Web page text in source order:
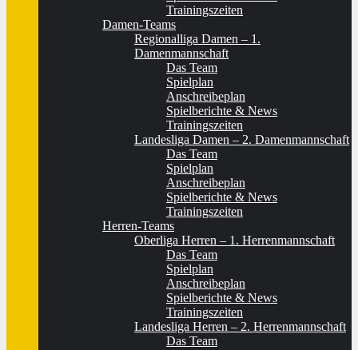
Trainingszeiten
Damen-Teams
Regionalliga Damen – 1.
Damenmannschaft
Das Team
Spielplan
Anschreibeplan
Spielberichte & News
Trainingszeiten
Landesliga Damen – 2. Damenmannschaft
Das Team
Spielplan
Anschreibeplan
Spielberichte & News
Trainingszeiten
Herren-Teams
Oberliga Herren – 1. Herrenmannschaft
Das Team
Spielplan
Anschreibeplan
Spielberichte & News
Trainingszeiten
Landesliga Herren – 2. Herrenmannschaft
Das Team